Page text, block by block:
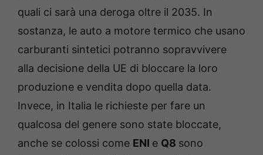
quali ci sarà una deroga oltre il 2035. In
sostanza, le auto a motore termico che usano
carburanti sintetici potranno sopravvivere
alla decisione della UE di bloccare la loro
produzione e vendita dopo quella data.
Invece, in Italia le richieste per fare un
qualcosa del genere sono state bloccate,
anche se colossi come ENI e Q8 sono